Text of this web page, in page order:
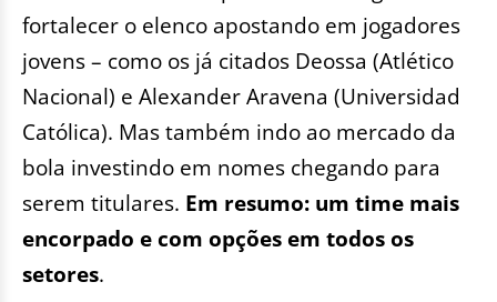
fortalecer o elenco apostando em jogadores
jovens – como os já citados Deossa (Atlético
Nacional) e Alexander Aravena (Universidad
Católica). Mas também indo ao mercado da
bola investindo em nomes chegando para
serem titulares. Em resumo: um time mais
encorpado e com opções em todos os
setores.